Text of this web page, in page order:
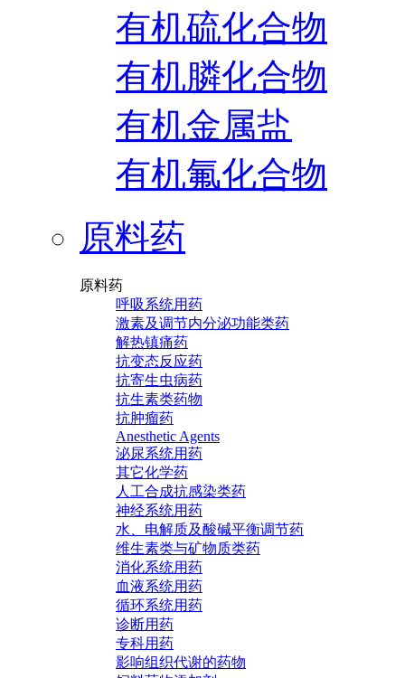
有机硫化合物
有机膦化合物
有机金属盐
有机氟化合物
原料药
原料药
呼吸系统用药
激素及调节内分泌功能类药
解热镇痛药
抗变态反应药
抗寄生虫病药
抗生素类药物
抗肿瘤药
Anesthetic Agents
泌尿系统用药
其它化学药
人工合成抗感染类药
神经系统用药
水、电解质及酸碱平衡调节药
维生素类与矿物质类药
消化系统用药
血液系统用药
循环系统用药
诊断用药
专科用药
影响组织代谢的药物